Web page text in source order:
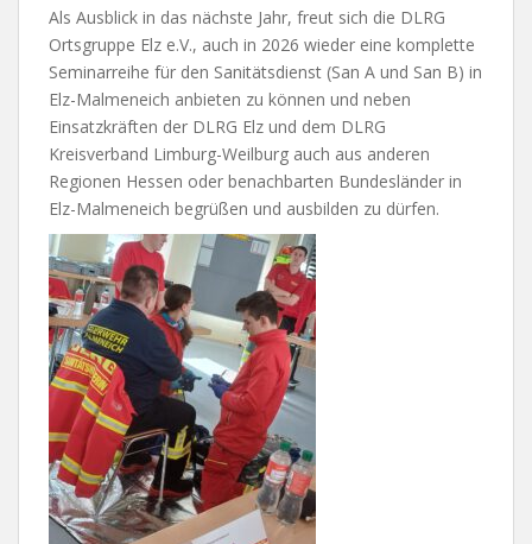
Als Ausblick in das nächste Jahr, freut sich die DLRG
Ortsgruppe Elz e.V., auch in 2026 wieder eine komplette
Seminarreihe für den Sanitätsdienst (San A und San B) in
Elz-Malmeneich anbieten zu können und neben
Einsatzkräften der DLRG Elz und dem DLRG
Kreisverband Limburg-Weilburg auch aus anderen
Regionen Hessen oder benachbarten Bundesländer in
Elz-Malmeneich begrüßen und ausbilden zu dürfen.